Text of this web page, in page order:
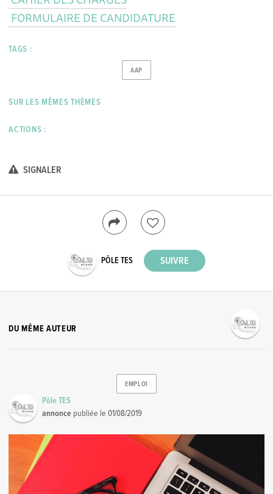
FORMULAIRE DE CANDIDATURE
TAGS :
AAP
SUR LES MÊMES THÈMES
ACTIONS :
SIGNALER
PÔLE TES
DU MÊME AUTEUR
EMPLOI
Pôle TES
annonce publiée le01/08/2019